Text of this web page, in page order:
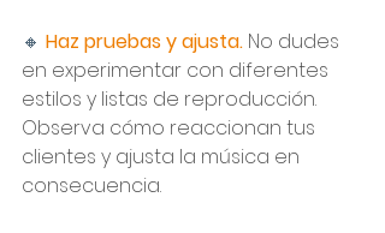
🔸 Haz pruebas y ajusta. No dudes
en experimentar con diferentes
estilos y listas de reproducción.
Observa cómo reaccionan tus
clientes y ajusta la música en
consecuencia.